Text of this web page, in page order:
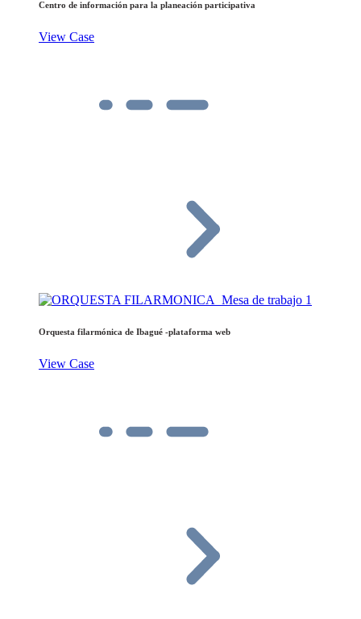
Centro de información para la planeación participativa
View Case
Orquesta filarmónica de Ibagué -plataforma web
View Case